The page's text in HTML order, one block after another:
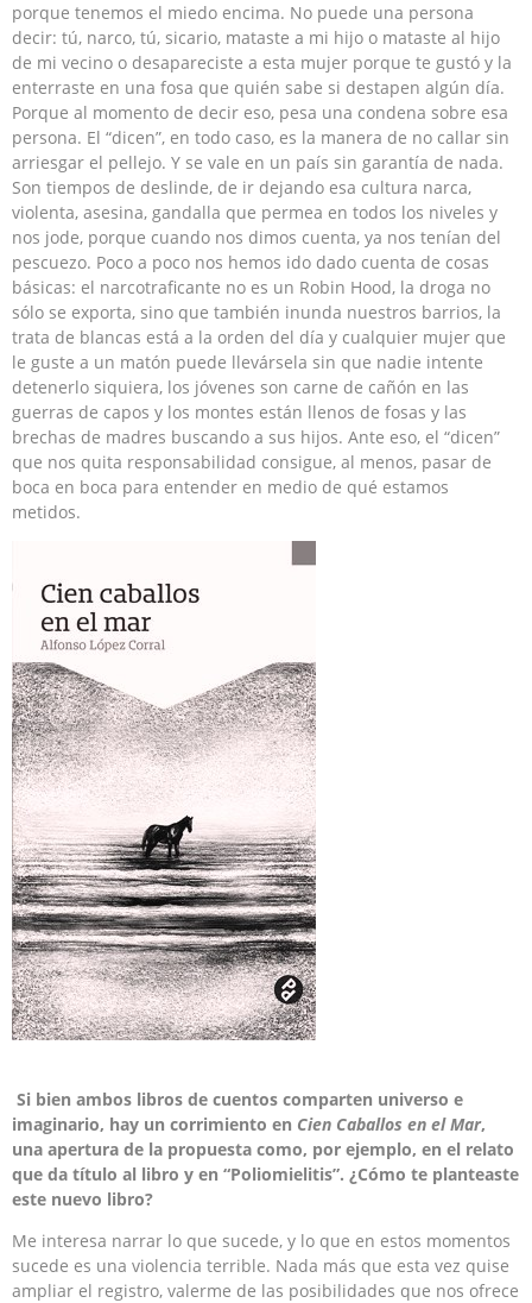
porque tenemos el miedo encima. No puede una persona
decir: tú, narco, tú, sicario, mataste a mi hijo o mataste al hijo
de mi vecino o desapareciste a esta mujer porque te gustó y la
enterraste en una fosa que quién sabe si destapen algún día.
Porque al momento de decir eso, pesa una condena sobre esa
persona. El “dicen”, en todo caso, es la manera de no callar sin
arriesgar el pellejo. Y se vale en un país sin garantía de nada.
Son tiempos de deslinde, de ir dejando esa cultura narca,
violenta, asesina, gandalla que permea en todos los niveles y
nos jode, porque cuando nos dimos cuenta, ya nos tenían del
pescuezo. Poco a poco nos hemos ido dado cuenta de cosas
básicas: el narcotraficante no es un Robin Hood, la droga no
sólo se exporta, sino que también inunda nuestros barrios, la
trata de blancas está a la orden del día y cualquier mujer que
le guste a un matón puede llevársela sin que nadie intente
detenerlo siquiera, los jóvenes son carne de cañón en las
guerras de capos y los montes están llenos de fosas y las
brechas de madres buscando a sus hijos. Ante eso, el “dicen”
que nos quita responsabilidad consigue, al menos, pasar de
boca en boca para entender en medio de qué estamos
metidos.
Si bien ambos libros de cuentos comparten universo e
imaginario, hay un corrimiento en Cien Caballos en el Mar,
una apertura de la propuesta como, por ejemplo, en el relato
que da título al libro y en “Poliomielitis”. ¿Cómo te planteaste
este nuevo libro?
Me interesa narrar lo que sucede, y lo que en estos momentos
sucede es una violencia terrible. Nada más que esta vez quise
ampliar el registro, valerme de las posibilidades que nos ofrece